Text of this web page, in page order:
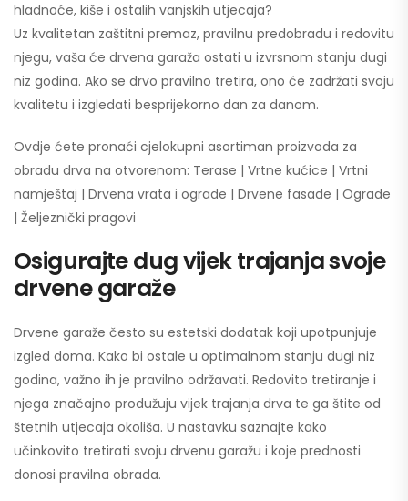
hladnoće, kiše i ostalih vanjskih utjecaja?
Uz kvalitetan zaštitni premaz, pravilnu predobradu i redovitu
njegu, vaša će drvena garaža ostati u izvrsnom stanju dugi
niz godina. Ako se drvo pravilno tretira, ono će zadržati svoju
kvalitetu i izgledati besprijekorno dan za danom.
Ovdje ćete pronaći cjelokupni asortiman proizvoda za
obradu drva na otvorenom: Terase | Vrtne kućice | Vrtni
namještaj | Drvena vrata i ograde | Drvene fasade | Ograde
| Željeznički pragovi
Osigurajte dug vijek trajanja svoje
drvene garaže
Drvene garaže često su estetski dodatak koji upotpunjuje
izgled doma. Kako bi ostale u optimalnom stanju dugi niz
godina, važno ih je pravilno održavati. Redovito tretiranje i
njega značajno produžuju vijek trajanja drva te ga štite od
štetnih utjecaja okoliša. U nastavku saznajte kako
učinkovito tretirati svoju drvenu garažu i koje prednosti
donosi pravilna obrada.